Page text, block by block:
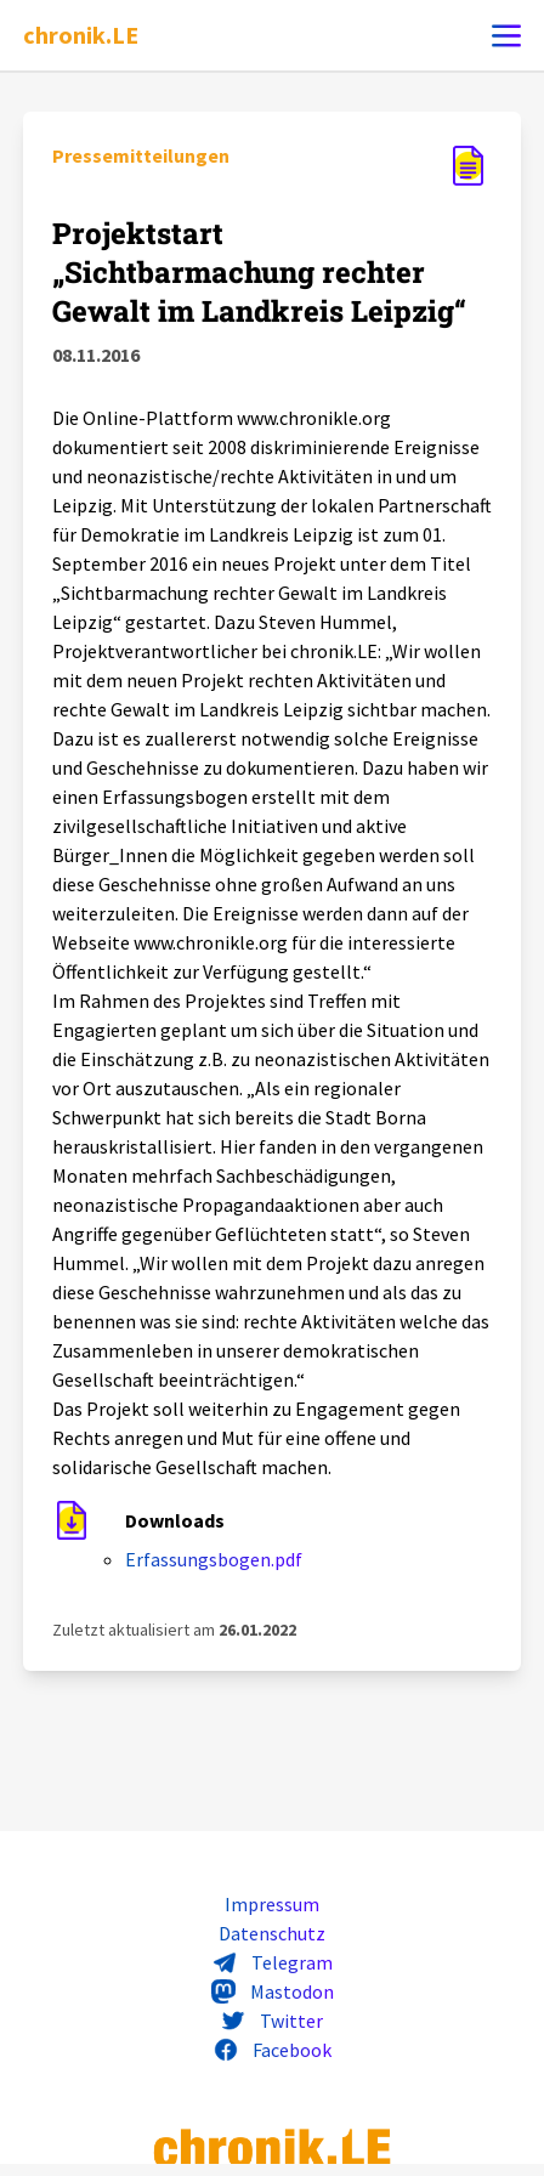
chronik.LE
Chronik
Dossiers
Leipziger Zustände
Schlaglichter
Phänomene
Aktuelles
Alle Beiträge
Veranstaltungen
Pressemitteilungen
Podcasts
Über uns
Projektbeschreibung
Kontakt
Unterstützer_innen
Spenden
chronik.LE in der Presse
Pressemitteilungen
Projektstart
„Sichtbarmachung rechter
Gewalt im Landkreis Leipzig“
08.11.2016
Die Online-Plattform www.chronikle.org
dokumentiert seit 2008 diskriminierende Ereignisse
und neonazistische/rechte Aktivitäten in und um
Leipzig. Mit Unterstützung der lokalen Partnerschaft
für Demokratie im Landkreis Leipzig ist zum 01.
September 2016 ein neues Projekt unter dem Titel
„Sichtbarmachung rechter Gewalt im Landkreis
Leipzig“ gestartet. Dazu Steven Hummel,
Projektverantwortlicher bei chronik.LE: „Wir wollen
mit dem neuen Projekt rechten Aktivitäten und
rechte Gewalt im Landkreis Leipzig sichtbar machen.
Dazu ist es zuallererst notwendig solche Ereignisse
und Geschehnisse zu dokumentieren. Dazu haben wir
einen Erfassungsbogen erstellt mit dem
zivilgesellschaftliche Initiativen und aktive
Bürger_Innen die Möglichkeit gegeben werden soll
diese Geschehnisse ohne großen Aufwand an uns
weiterzuleiten. Die Ereignisse werden dann auf der
Webseite www.chronikle.org für die interessierte
Öffentlichkeit zur Verfügung gestellt.“
Im Rahmen des Projektes sind Treffen mit
Engagierten geplant um sich über die Situation und
die Einschätzung z.B. zu neonazistischen Aktivitäten
vor Ort auszutauschen. „Als ein regionaler
Schwerpunkt hat sich bereits die Stadt Borna
herauskristallisiert. Hier fanden in den vergangenen
Monaten mehrfach Sachbeschädigungen,
neonazistische Propagandaaktionen aber auch
Angriffe gegenüber Geflüchteten statt“, so Steven
Hummel. „Wir wollen mit dem Projekt dazu anregen
diese Geschehnisse wahrzunehmen und als das zu
benennen was sie sind: rechte Aktivitäten welche das
Zusammenleben in unserer demokratischen
Gesellschaft beeinträchtigen.“
Das Projekt soll weiterhin zu Engagement gegen
Rechts anregen und Mut für eine offene und
solidarische Gesellschaft machen.
Downloads
Erfassungsbogen.pdf
Zuletzt aktualisiert am 26.01.2022
Impressum
Datenschutz
Telegram
Mastodon
Twitter
Facebook